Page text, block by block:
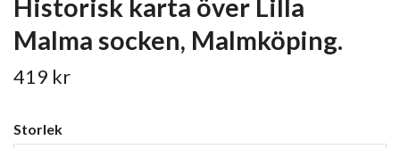
Historisk karta över Lilla
Malma socken, Malmköping.
419 kr
Storlek